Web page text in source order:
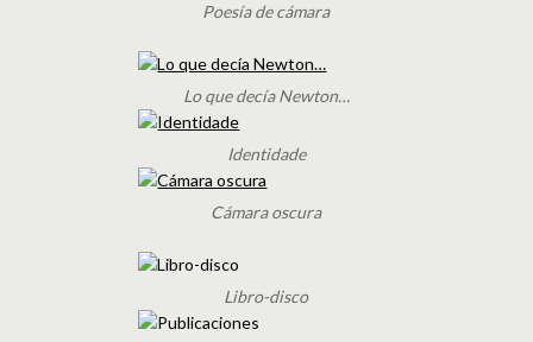
Poesía de cámara
Lo que decía Newton…
Identidade
Cámara oscura
Libro-disco